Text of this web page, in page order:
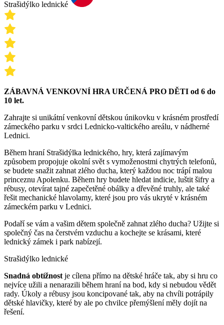
Strašidýlko lednické
ZÁBAVNÁ VENKOVNÍ HRA URČENÁ PRO DĚTI od 6 do
10 let.
Zahrajte si unikátní venkovní dětskou únikovku v krásném prostředí
zámeckého parku v srdci Lednicko-valtického areálu, v nádherné
Lednici.
Během hraní Strašidýlka lednického, hry, která zajímavým
způsobem propojuje okolní svět s vymoženostmi chytrých telefonů,
se budete snažit zahnat zlého ducha, který každou noc trápí malou
princeznu Apolenku. Během hry budete hledat indicie, luštit šifry a
rébusy, otevírat tajné zapečetěné obálky a dřevěné truhly, ale také
řešit mechanické hlavolamy, které jsou pro vás ukryté v krásném
zámeckém parku v Lednici.
Podaří se vám a vašim dětem společně zahnat zlého ducha? Užijte si
společný čas na čerstvém vzduchu a kochejte se krásami, které
lednický zámek i park nabízejí.
Strašidýlko lednické
Snadná obtížnostje cílena přímo na dětské hráče tak, aby si hru co
nejvíce užili a nenarazili během hraní na bod, kdy si nebudou vědět
rady. Úkoly a rébusy jsou koncipované tak, aby na chvíli potrápily
dětské hlavičky, které by ale po chvilce přemýšlení měly dojít na
řešení.